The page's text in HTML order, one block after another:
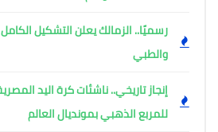
رسميًا.. الزمالك يعلن التشكيل
والطبي
إنجاز تاريخي.. ناشئات كرة اليد
للمربع الذهبي بمونديال العالم